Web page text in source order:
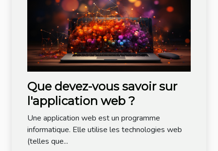
Que devez-vous savoir sur
l'application web ?
Une application web est un programme
informatique. Elle utilise les technologies web
(telles que...